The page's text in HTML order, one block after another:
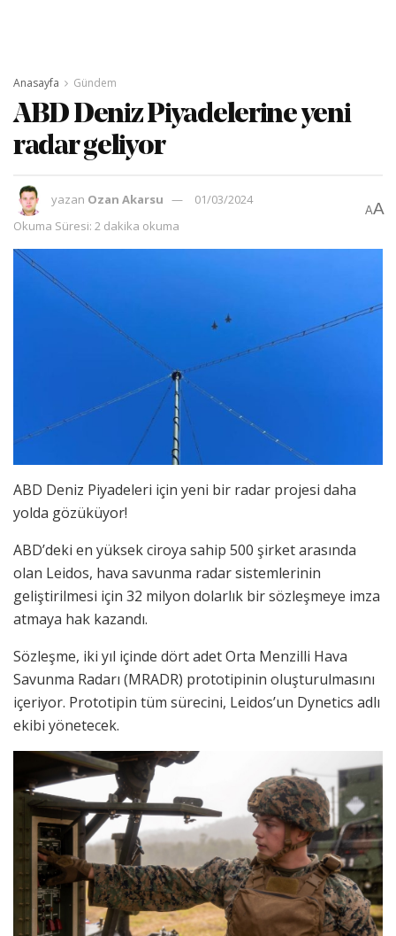
Anasayfa Gündem
ABD Deniz Piyadelerine yeni
radar geliyor
yazan Ozan Akarsu
01/03/2024
Okuma Süresi: 2 dakika okuma
AA
ABD Deniz Piyadeleri için yeni bir radar projesi daha
yolda gözüküyor!
ABD’deki en yüksek ciroya sahip 500 şirket arasında
olan Leidos, hava savunma radar sistemlerinin
geliştirilmesi için 32 milyon dolarlık bir sözleşmeye imza
atmaya hak kazandı.
Sözleşme, iki yıl içinde dört adet Orta Menzilli Hava
Savunma Radarı (MRADR) prototipinin oluşturulmasını
içeriyor. Prototipin tüm sürecini, Leidos’un Dynetics adlı
ekibi yönetecek.